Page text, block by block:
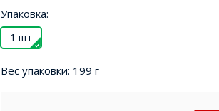
Упаковка:
1 шт
Вес упаковки: 199 г